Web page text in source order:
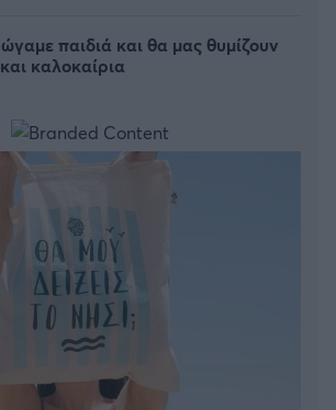
παιδιά και θα μας θυμίζουν
καλοκαίρια